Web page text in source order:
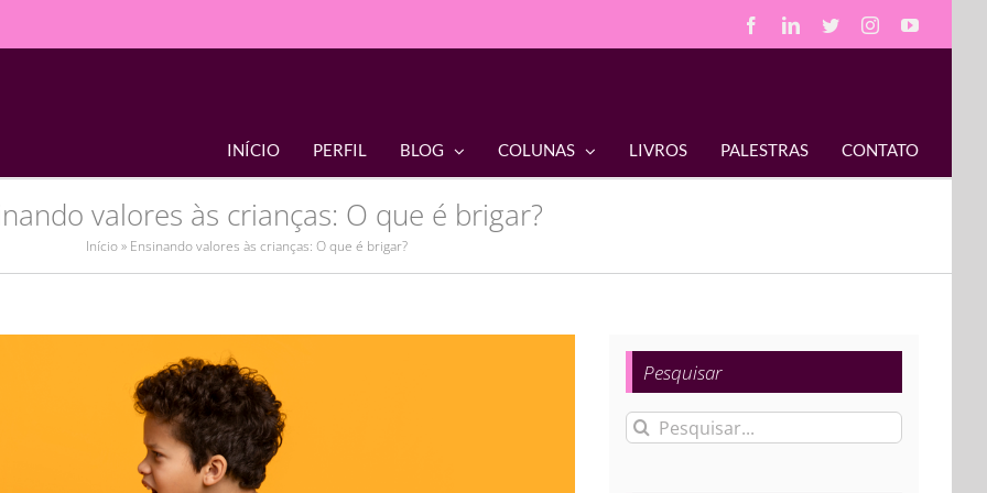
FacebookLinkedIn
TwitterInstagramYouTube
INÍCIO PERFIL BLOG COLUNAS LIVROS PALESTRAS CONTATO
valores às crianças: O que é brigar?
Início» Ensinando valores às crianças: O que é brigar?
Pesquisar
Buscar